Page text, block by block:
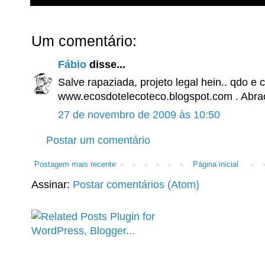
Um comentário:
Fábio disse...
Salve rapaziada, projeto legal hein.. qdo e
www.ecosdotelecoteco.blogspot.com .
27 de novembro de 2009 às 10:50
Postar um comentário
Postagem mais recente Página inicial
Assinar: Postar comentários (Atom)